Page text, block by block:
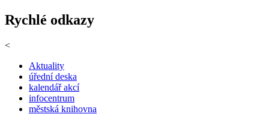
Rychlé odkazy
<
Aktuality
úřední deska
kalendář akcí
infocentrum
městská knihovna